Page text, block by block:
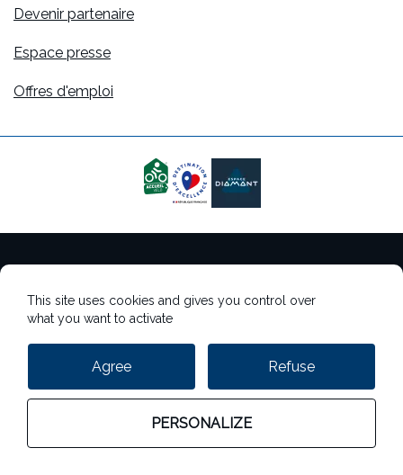
Devenir partenaire
Espace presse
Offres d'emploi
Gestion des cookies
StudioJuillet
This site uses cookies and gives you control over
what you want to activate
Agree Refuse
PERSONALIZE